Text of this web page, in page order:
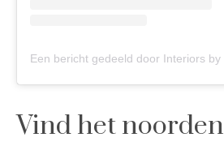
Vind het noorden